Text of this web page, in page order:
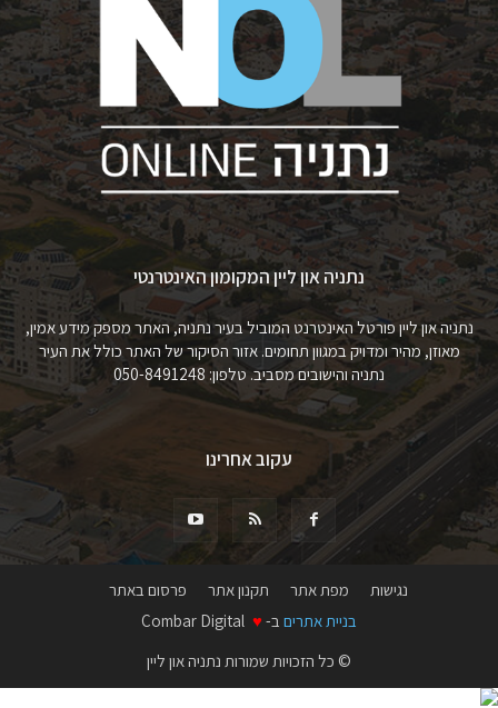
נתניה און ליין המקומון האינטרנטי
נתניה און ליין פורטל האינטרנט המוביל בעיר נתניה, האתר מספק מידע אמין,
מאוזן, מהיר ומדויק במגוון תחומים. אזור הסיקור של האתר כולל את העיר
נתניה והישובים מסביב. טלפון: 050-8491248
עקוב אחרינו
נגישות מפת אתר תקנון אתר
פרסום באתר
בניית אתרים ב- ♥
© כל הזכויות שמורות נתניה און ליין